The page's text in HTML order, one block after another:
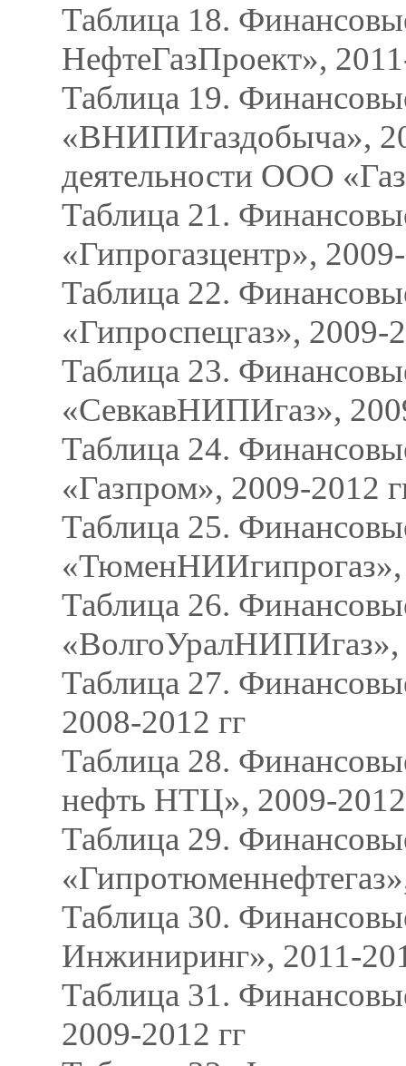
Таблица 18.
НефтеГазПроект»,
Таблица 19.
«ВНИПИгаздобыча»,
деятельности ООО
Таблица 21.
«Гипрогазцентр»,
Таблица 22.
«Гипроспецгаз», 2009-
Таблица 23.
«СевкавНИПИгаз»,
Таблица 24.
«Газпром», 2009-2012
Таблица 25.
«ТюменНИИгипрогаз»,
Таблица 26.
«ВолгоУралНИПИгаз»,
Таблица 27.
2008-2012 гг
Таблица 28.
нефть НТЦ», 2009-2012
Таблица 29.
Таблица 30.
Инжиниринг», 2011-
Таблица 31.
2009-2012 гг